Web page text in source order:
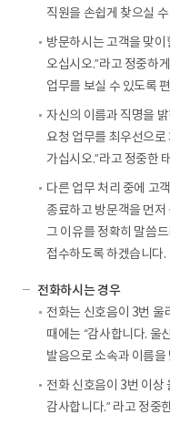
직원을 손쉽게 찾으실
방문하시는 고객을 맞이
오십시오.”라고 정중하
업무를 보실 수 있도록
자신의 이름과 직명을
요청 업무를 최우선으로
가십시오.”라고 정중한
다른 업무 처리 중에 고
종료하고 방문객을 먼
그 이유를 정확히 말씀
접수하도록 하겠습니다.
전화하시는 경우
전화는 신호음이 3번 울
때에는 “감사합니다.
발음으로 소속과 이름
전화 신호음이 3번 이상
감사합니다.” 라고 정중